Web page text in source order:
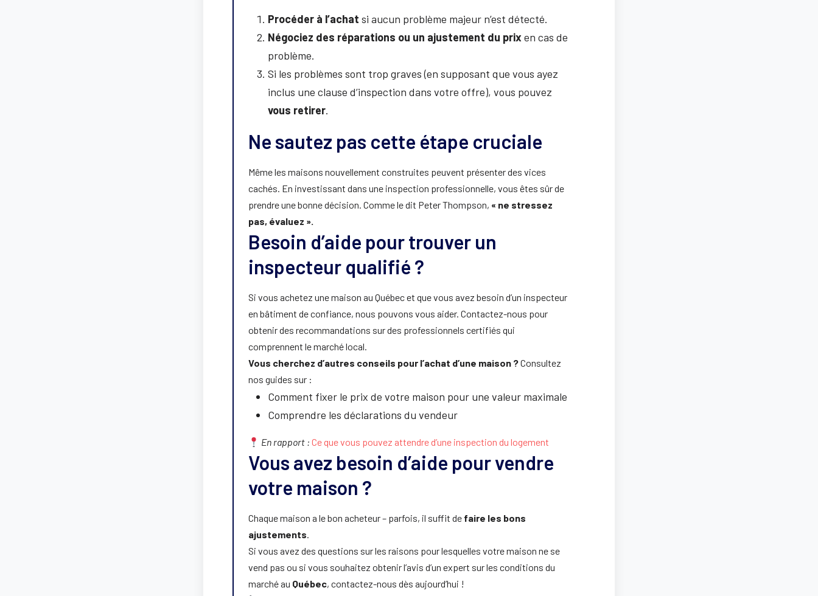
Procéder à l’achat si aucun problème majeur n’est détecté.
Négociez des réparations ou un ajustement du prixen cas de
problème.
Si les problèmes sont trop graves (en supposant que vous ayez
inclus une clause d’inspection dans votre offre), vous pouvez
vous retirer.
Ne sautez pas cette étape cruciale
Même les maisons nouvellement construites peuvent présenter des vices
cachés. En investissant dans une inspection professionnelle, vous êtes sûr de
prendre une bonne décision. Comme le dit Peter Thompson, « ne stressez
pas, évaluez ».
Besoin d’aide pour trouver un
inspecteur qualifié ?
Si vous achetez une maison au Québec et que vous avez besoin d’un inspecteur
en bâtiment de confiance, nous pouvons vous aider. Contactez-nous pour
obtenir des recommandations sur des professionnels certifiés qui
comprennent le marché local.
Vous cherchez d’autres conseils pour l’achat d’une maison ?Consultez
nos guides sur :
Comment fixer le prix de votre maison pour une valeur maximale
Comprendre les déclarations du vendeur
En rapport :Ce que vous pouvez attendre d’une inspection du logement
Vous avez besoin d’aide pour vendre
votre maison ?
Chaque maison a le bon acheteur – parfois, il suffit de faire les bons
ajustements.
Si vous avez des questions sur les raisons pour lesquelles votre maison ne se
vend pas ou si vous souhaitez obtenir l’avis d’un expert sur les conditions du
marché au Québec, contactez-nous dès aujourd’hui !